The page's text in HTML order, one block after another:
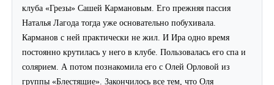
клуба «Грезы» Сашей Кармановым. Его прежняя пассия
Наталья Лагода тогда уже основательно побухивала.
Карманов с ней практически не жил. И Ира одно время
постоянно крутилась у него в клубе. Пользовалась его спа и
солярием. А потом познакомила его с Олей Орловой из
группы «Блестящие». Закончилось все тем, что Оля